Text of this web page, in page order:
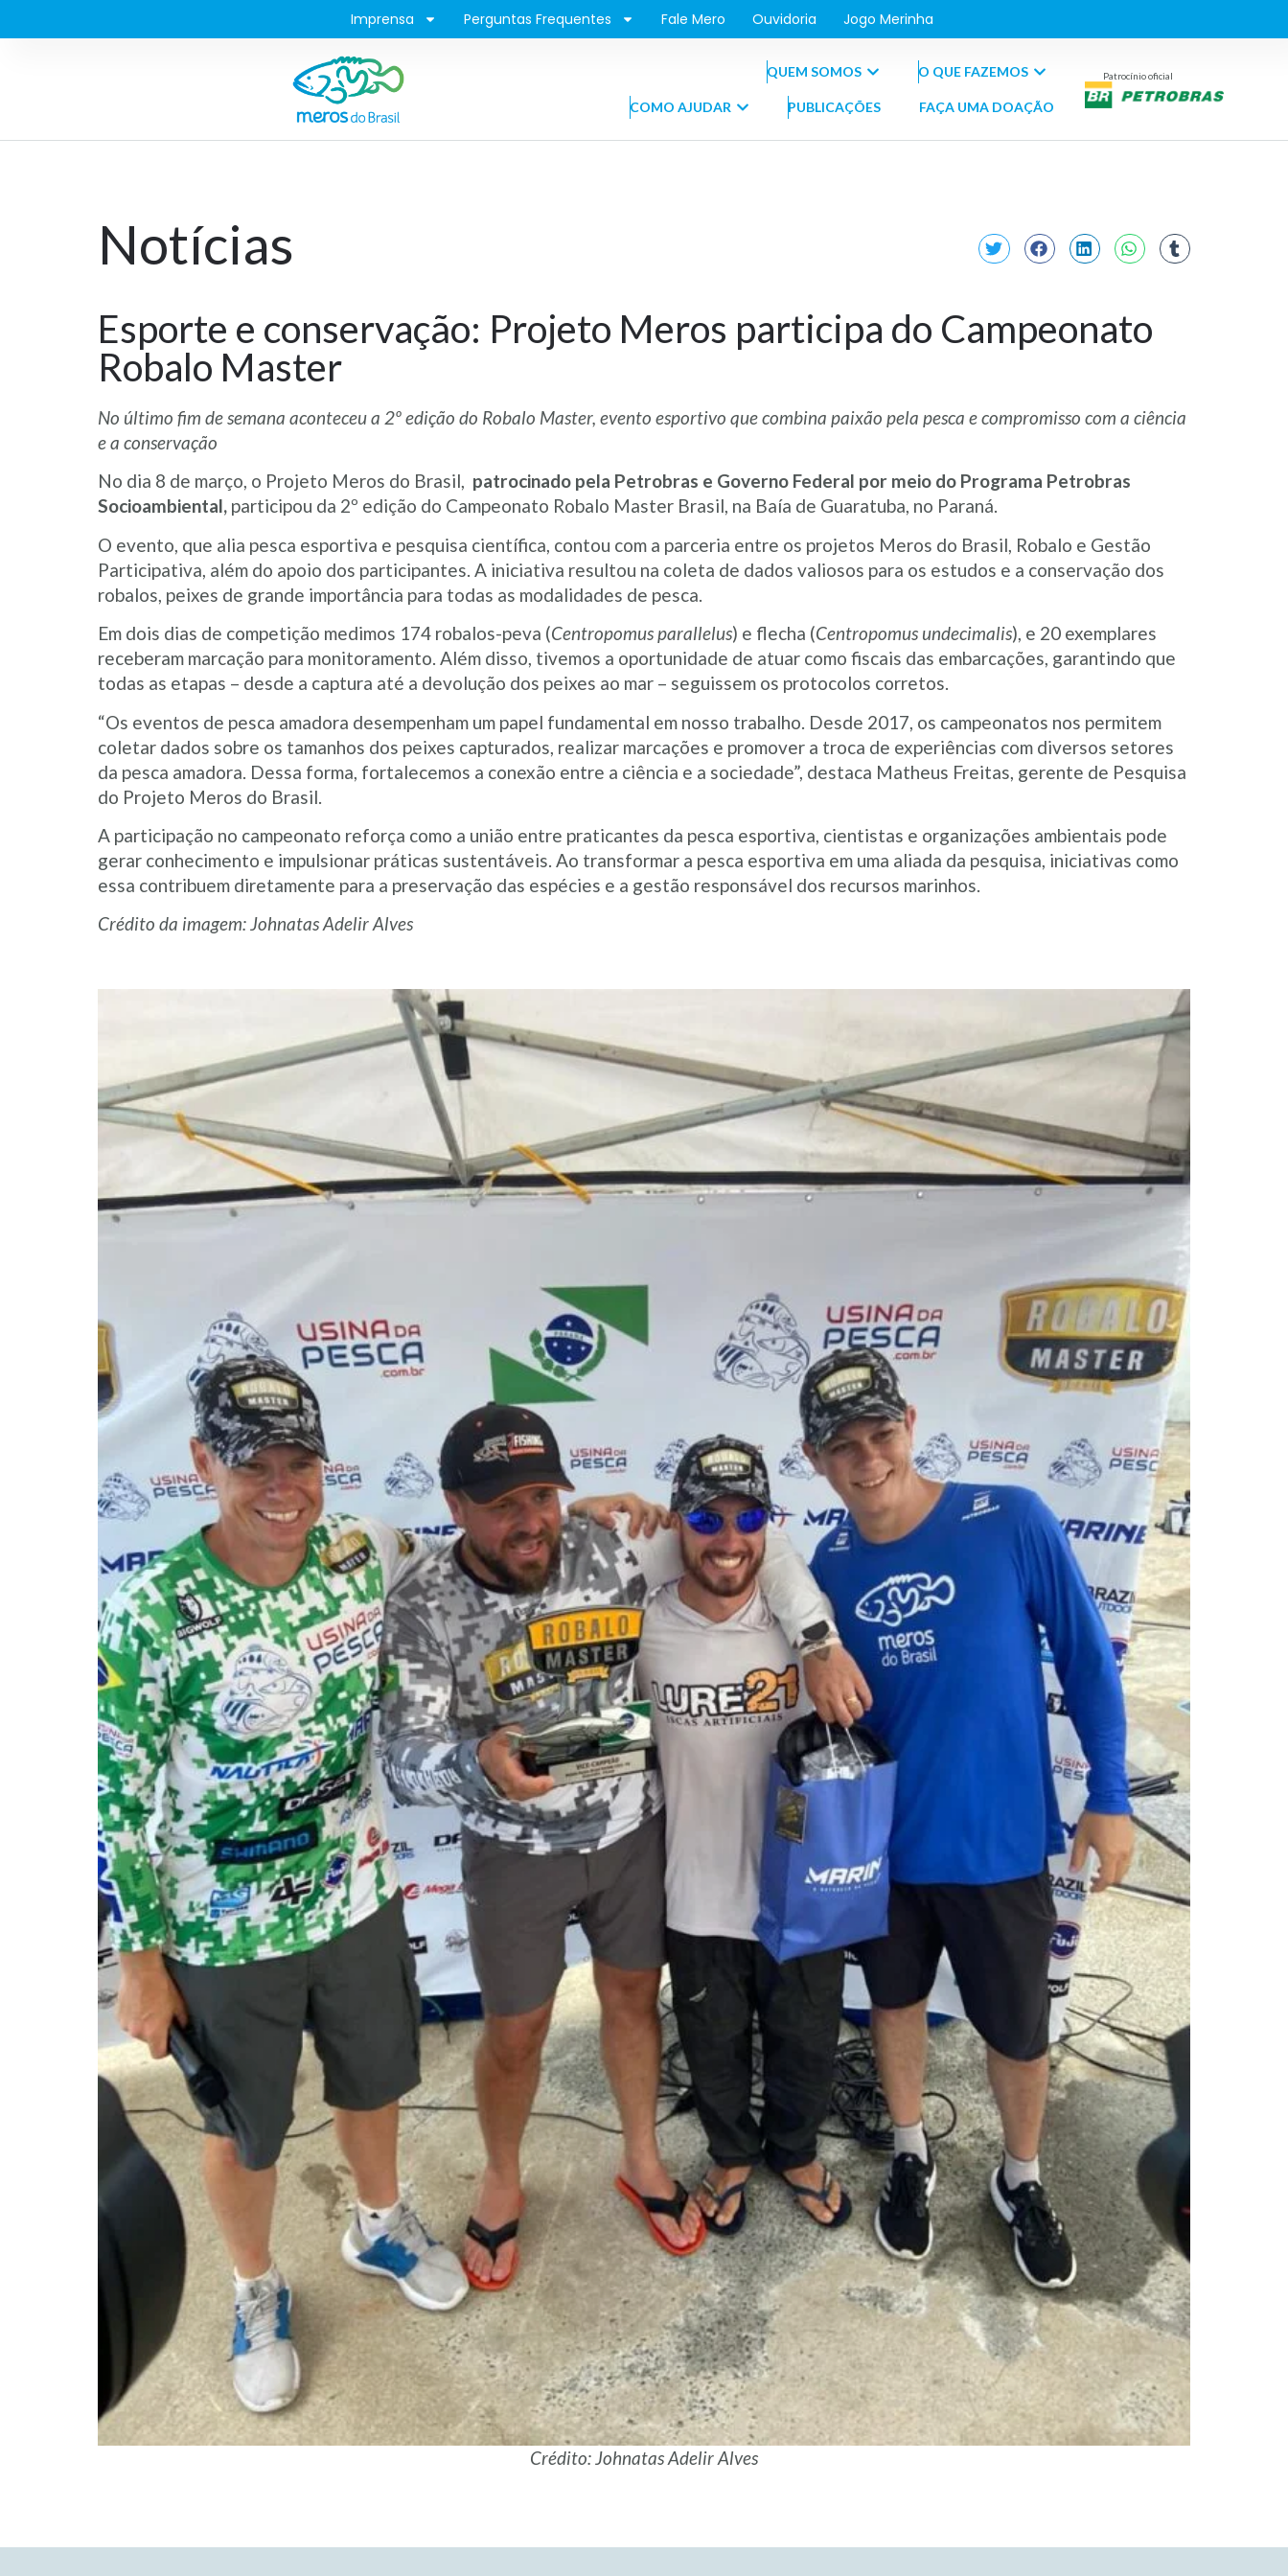
Imprensa Perguntas Frequentes Fale Mero Ouvidoria Jogo Merinha
QUEM SOMOS O QUE FAZEMOS
COMO AJUDAR PUBLICAÇÕES FAÇA UMA DOAÇÃO
Patrocínio oficial
Notícias
Esporte e conservação: Projeto Meros participa do Campeonato
Robalo Master
No último fim de semana aconteceu a 2º edição do Robalo Master, evento esportivo que combina paixão pela pesca e compromisso com a ciência
e a conservação
No dia 8 de março, o Projeto Meros do Brasil, patrocinado pela Petrobras e Governo Federal por meio do Programa Petrobras
Socioambiental, participou da 2º edição do Campeonato Robalo Master Brasil, na Baía de Guaratuba, no Paraná.
O evento, que alia pesca esportiva e pesquisa científica, contou com a parceria entre os projetos Meros do Brasil, Robalo e Gestão
Participativa, além do apoio dos participantes. A iniciativa resultou na coleta de dados valiosos para os estudos e a conservação dos
robalos, peixes de grande importância para todas as modalidades de pesca.
Em dois dias de competição medimos 174 robalos-peva (Centropomus parallelus) e flecha (Centropomus undecimalis), e 20 exemplares
receberam marcação para monitoramento. Além disso, tivemos a oportunidade de atuar como fiscais das embarcações, garantindo que
todas as etapas – desde a captura até a devolução dos peixes ao mar – seguissem os protocolos corretos.
“Os eventos de pesca amadora desempenham um papel fundamental em nosso trabalho. Desde 2017, os campeonatos nos permitem
coletar dados sobre os tamanhos dos peixes capturados, realizar marcações e promover a troca de experiências com diversos setores
da pesca amadora. Dessa forma, fortalecemos a conexão entre a ciência e a sociedade”, destaca Matheus Freitas, gerente de Pesquisa
do Projeto Meros do Brasil.
A participação no campeonato reforça como a união entre praticantes da pesca esportiva, cientistas e organizações ambientais pode
gerar conhecimento e impulsionar práticas sustentáveis. Ao transformar a pesca esportiva em uma aliada da pesquisa, iniciativas como
essa contribuem diretamente para a preservação das espécies e a gestão responsável dos recursos marinhos.
Crédito da imagem: Johnatas Adelir Alves
Crédito: Johnatas Adelir Alves